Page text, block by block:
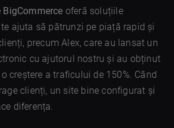
oferă soluțiile
ajuta să pătrunzi pe piață rapid și
precum Alex, care au lansat un
cu ajutorul nostru și au obținut
creștere a traficului de 150%. Când
clienți, un site bine configurat și
diferența.